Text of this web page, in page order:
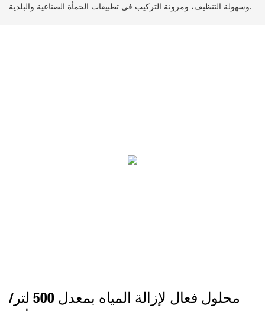
وسهولة التنظيف، ومرونة التركيب في تطبيقات الحمأة الصناعية والبلدية.
محلول فعال لإزالة المياه بمعدل 500 لتر/